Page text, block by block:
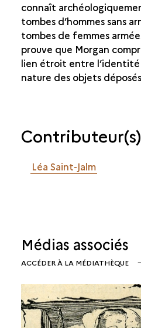
connaît
tombes d’hommes sans
tombes de femmes
prouve que Morgan
lien étroit entre
nature des objets
Contributeur(s)
Léa Saint-Jalm
Médias associés
ACCÉDER À LA MÉDIATHÈQUE